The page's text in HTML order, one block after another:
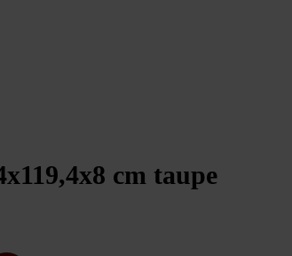
cm taupe